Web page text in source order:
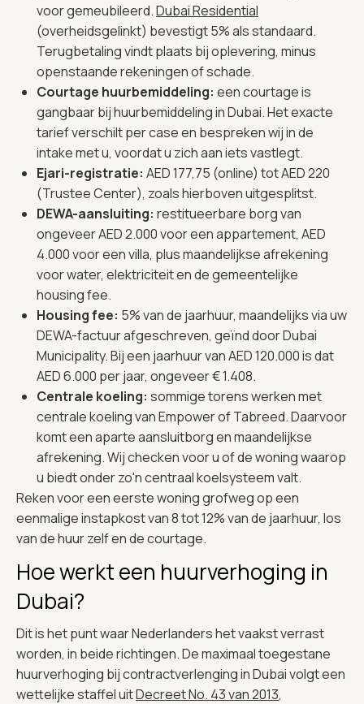
voor gemeubileerd.Dubai Residential
(overheidsgelinkt) bevestigt 5% als standaard.
Terugbetaling vindt plaats bij oplevering, minus
openstaande rekeningen of schade.
Courtage huurbemiddeling: een courtage is
gangbaar bij huurbemiddeling in Dubai. Het exacte
tarief verschilt per case en bespreken wij in de
intake met u, voordat u zich aan iets vastlegt.
Ejari-registratie: AED 177,75 (online) tot AED 220
(Trustee Center), zoals hierboven uitgesplitst.
DEWA-aansluiting: restitueerbare borg van
ongeveer AED 2.000 voor een appartement, AED
4.000 voor een villa, plus maandelijkse afrekening
voor water, elektriciteit en de gemeentelijke
housing fee.
Housing fee: 5% van de jaarhuur, maandelijks via uw
DEWA-factuur afgeschreven, geïnd door Dubai
Municipality. Bij een jaarhuur van AED 120.000 is dat
AED 6.000 per jaar, ongeveer € 1.408.
Centrale koeling: sommige torens werken met
centrale koeling van Empower of Tabreed. Daarvoor
komt een aparte aansluitborg en maandelijkse
afrekening. Wij checken voor u of de woning waarop
u biedt onder zo'n centraal koelsysteem valt.
Reken voor een eerste woning grofweg op een
eenmalige instapkost van 8 tot 12% van de jaarhuur, los
van de huur zelf en de courtage.
Hoe werkt een huurverhoging in
Dubai?
Dit is het punt waar Nederlanders het vaakst verrast
worden, in beide richtingen. De maximaal toegestane
huurverhoging bij contractverlenging in Dubai volgt een
wettelijke staffel uitDecreet No. 43 van 2013,